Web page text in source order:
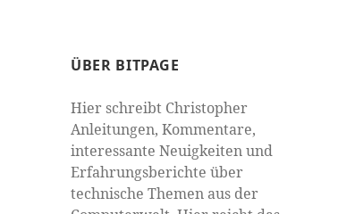
ÜBER BITPAGE
Hier schreibt Christopher
Anleitungen, Kommentare,
interessante Neuigkeiten und
Erfahrungsberichte über
technische Themen aus der